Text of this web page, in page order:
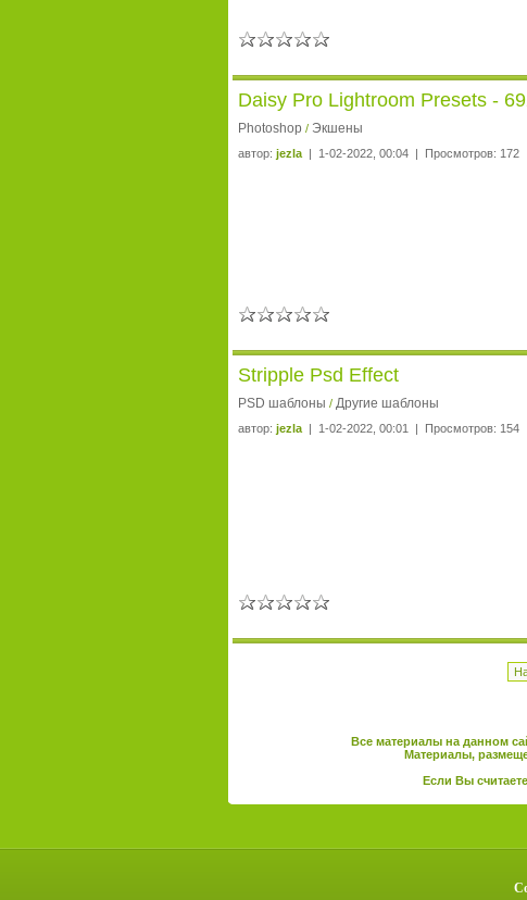
Daisy Pro Lightroom Presets -
Photoshop / Экшены
автор: jezla | 1-02-2022, 00:04 | Просмотров: 172
Stripple Psd Effect
PSD шаблоны / Другие шаблоны
автор: jezla | 1-02-2022, 00:01 | Просмотров: 154
Все материалы на данном
Материалы,
Если Вы